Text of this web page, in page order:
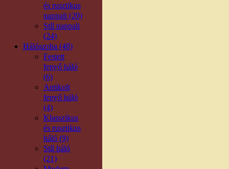
és rusztikus
nappali (20)
Stíl nappali
(24)
Hálószoba (48)
Festett
fenyő háló
(6)
Antikolt
fenyő háló
(4)
Klasszikus
és rusztikus
háló (9)
Stíl háló
(21)